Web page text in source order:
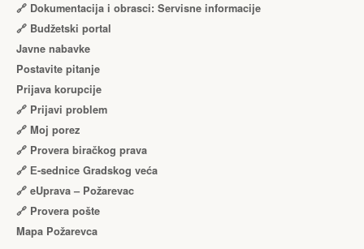
🔗 Dokumentacija i obrasci: Servisne informacije
🔗 Budžetski portal
Javne nabavke
Postavite pitanje
Prijava korupcije
🔗 Prijavi problem
🔗 Moj porez
🔗 Provera biračkog prava
🔗 Е-sednice Gradskog veća
🔗 eUprava – Požarevac
🔗 Provera pošte
Mapa Požarevca